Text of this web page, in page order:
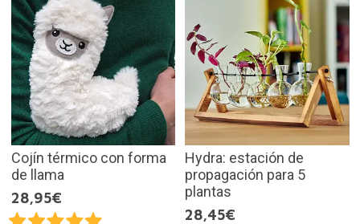
Cojín térmico con forma
de llama
28,95€
Hydra: estación de
propagación para 5
plantas
28,45€